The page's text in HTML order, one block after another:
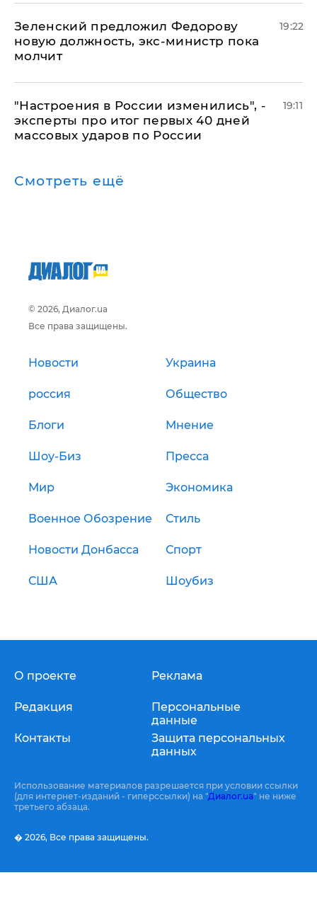
Зеленский предложил Федорову
новую должность, экс-министр пока
молчит
19:22
"Настроения в России изменились", -
эксперты про итог первых 40 дней
массовых ударов по России
19:11
Смотреть ещё
© 2026, Диалог.ua
Все права защищены.
Новости Украина
россия Общество
Блоги Мнение
Шоу-Биз Пресса
Мир Экономика
Военное Обозрение Стиль
Новости Донбасса Спорт
США Шоубиз
О проекте
Редакция
Контакты
Реклама
Персональные
данные
Защита персональных
данных
Использование материалов разрешается при условии ссылки
(для интернет-изданий - гиперссылки) на "Диалог.ua" не ниже
третьего абзаца.
� 2026, Все права защищены.